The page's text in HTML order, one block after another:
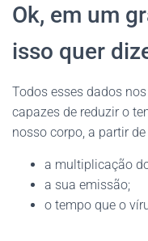
Ok, em um
isso quer
Todos esses dados
capazes de reduzir o
nosso corpo, a partir
a multiplicação
a sua emissão;
o tempo que o